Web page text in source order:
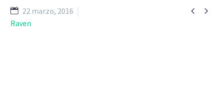
 
22 marzo, 2016
Raven